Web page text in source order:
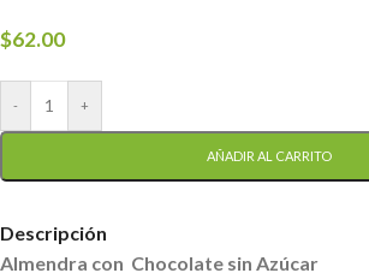
$62.00
- +
AÑADIR AL CARRITO
Descripción
Almendra con Chocolate sin Azúcar